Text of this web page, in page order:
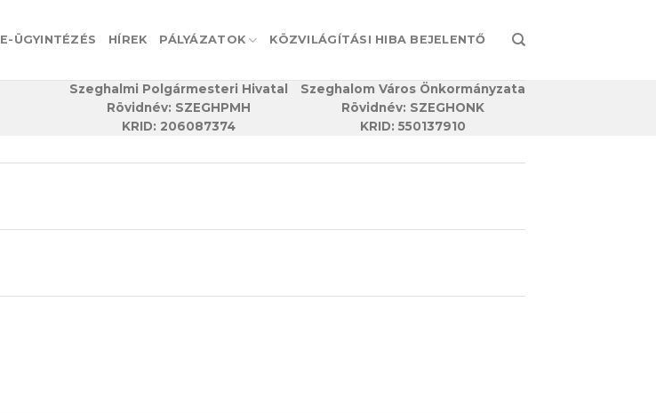
E-ÜGYINTÉZÉS HÍREK PÁLYÁZATOK KÖZVILÁGÍTÁSI HIBA BEJELENTŐ
Szeghalmi Polgármesteri Hivatal
Rövidnév: SZEGHPMH
KRID: 206087374
Szeghalom Város Önkormányzata
Rövidnév: SZEGHONK
KRID: 550137910